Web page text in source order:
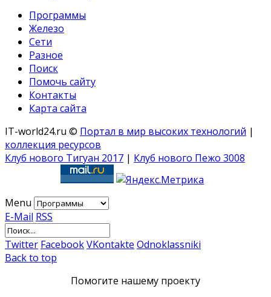
Программы
Железо
Сети
Разное
Поиск
Помочь сайту
Контакты
Карта сайта
IT-world24.ru © Портал в мир высоких технологий |
коллекция ресурсов
Клуб нового Тигуан 2017 | Клуб нового Пежо 3008
Menu
E-Mail RSS
Twitter FacebookVKontakte Odnoklassniki
Back to top
Помогите нашему проекту